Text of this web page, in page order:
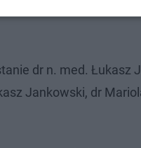
z okolicznych
dr n. med. Łukasz
Jankowski, dr